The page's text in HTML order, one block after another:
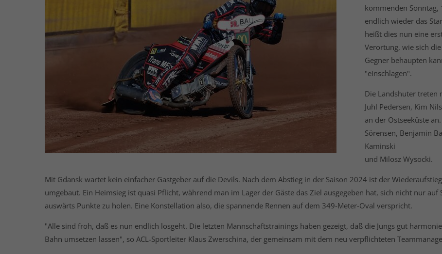
kommenden
endlich wieder das
heißt dies nun eine
Verortung, wie sich
Gegner behaupten
"einschlagen".
Die Landshuter treten
Juhl Pedersen, Kim
an der Ostseeküste
Sörensen, Benjamin
Kaminski
und Milosz Wysocki.
Mit Gdansk wartet kein einfacher Gastgeber auf die Devils. Nach dem Abstieg in der Saison 2024 ist der
umgebaut. Ein Heimsieg ist quasi Pflicht, während man im Lager der Gäste das Ziel ausgegeben hat, sich nicht nur
auswärts Punkte zu holen. Eine Konstellation also, die spannende Rennen auf dem 349-Meter-Oval verspricht.
"Alle sind froh, daß es nun endlich losgeht. Die letzten Mannschaftstrainings haben gezeigt, daß die Jungs gut
Bahn umsetzen lassen", so ACL-Sportleiter Klaus Zwerschina, der gemeinsam mit dem neu verpflichteten